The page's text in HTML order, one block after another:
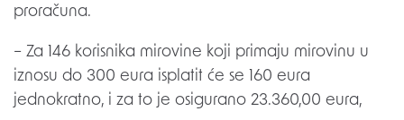
proračuna.
– Za 146 korisnika mirovine koji primaju mirovinu u
iznosu do 300 eura isplatit će se 160 eura
jednokratno, i za to je osigurano 23.360,00 eura,